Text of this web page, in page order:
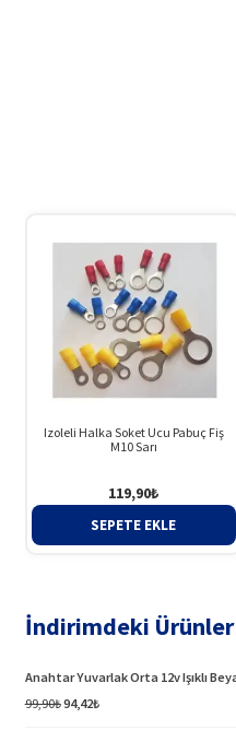
Izoleli Halka Soket Ucu Pabuç Fiş
M10 Sarı
119,90₺
SEPETE EKLE
İndirimdeki Ürünler
Anahtar Yuvarlak Orta 12v Işıklı
99,90₺Orijinal
94,42₺Şu